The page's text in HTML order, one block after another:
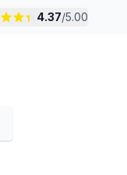
4.37/5.00